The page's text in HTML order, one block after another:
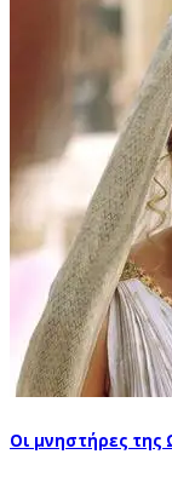
Οι μνηστήρες της